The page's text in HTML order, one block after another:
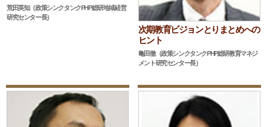
荒田英知（政策シンクタンクPHP総研地域経営
研究センター長）
次期教育ビジョンとりまとめへの
ヒント
亀田徹（政策シンクタンクPHP総研教育マネジ
メント研究センター長）